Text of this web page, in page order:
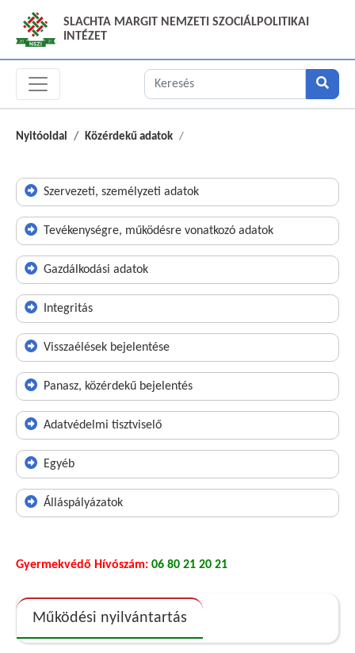
SLACHTA MARGIT NEMZETI SZOCIÁLPOLITIKAI
INTÉZET
Nyitóoldal Közérdekű adatok
Szervezeti, személyzeti adatok
Tevékenységre, működésre vonatkozó adatok
Gazdálkodási adatok
Integritás
Visszaélések bejelentése
Panasz, közérdekű bejelentés
Adatvédelmi tisztviselő
Egyéb
Álláspályázatok
Gyermekvédő Hívószám: 06 80 21 20 21
Működési nyilvántartás